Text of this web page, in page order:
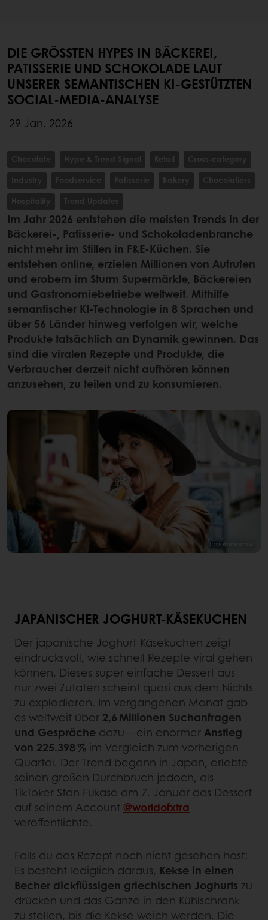
DIE GRÖSSTEN HYPES IN BÄCKEREI, P
ATISSERIE UND SCHOKOLADE LAUT U
NSERER SEMANTISCHEN KI-GESTÜTZTEN S
OCIAL-MEDIA-ANALYSE
29 Jan. 2026
Chocolate Hype & Trend Signal Retail
Cross-category
Industry
Foodservice Patisserie Bakery
Chocolatiers
Hospitality
Trend Updates
Im Jahr 2026 entstehen die meisten Trends in der
Bäckerei-, Patisserie- und Schokoladenbranche
nicht mehr im Stillen in F&E-Küchen. Sie
entstehen online, erzielen Millionen von Aufrufen
und erobern im Sturm Supermärkte, Bäckereien
und Gastronomiebetriebe weltweit. Mithilfe
semantischer KI-Technologie in 8 Sprachen und
über 56 Länder hinweg verfolgen wir, welche
Produkte tatsächlich an Dynamik gewinnen. Das
sind die viralen Rezepte und Produkte, die
Verbraucher derzeit nicht aufhören können
anzusehen, zu teilen und zu konsumieren.
JAPANISCHER JOGHURT-KÄSEKUCHEN
Der japanische Joghurt-Käsekuchen zeigt
eindrucksvoll, wie schnell Rezepte viral gehen
können. Dieses super einfache Dessert aus
nur zwei Zutaten scheint quasi aus dem Nichts
zu explodieren. Im vergangenen Monat gab
es weltweit über2,6 Millionen Suchanfragen
und Gespräche dazu – ein enormerAnstieg
von 225.398 % im Vergleich zum vorherigen
Quartal. Der Trend begann in Japan, erlebte
seinen großen Durchbruch jedoch, als
TikToker Stan Fukase am 7. Januar das Dessert
auf seinem Account @worldofxtra
veröffentlichte.
Falls du das Rezept noch nicht gesehen hast:
Es besteht lediglich daraus, Kekse in einen
Becher dickflüssigen griechischen Joghurts zu
drücken und das Ganze in den Kühlschrank
zu stellen, bis die Kekse weich werden. Die